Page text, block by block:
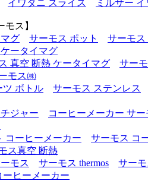
イワタニ スライス ミルサー
ス】
グ サーモス ポット
サーモス
ータイマグ
真空 断熱 ケータイマグ
サー
モス㈱
ツ ボトル
サーモス ステンレス
ジャー
コーヒーメーカー サー
コーヒーメーカー
サーモス コ
ス真空 断熱
モス サーモス thermos
サー
ヒーメーカー